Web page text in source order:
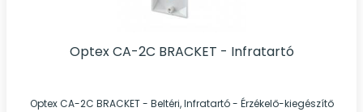
Optex CA-2C BRACKET - Infratartó
Optex CA-2C BRACKET - Beltéri, Infratartó - Érzékelő-kiegészítő